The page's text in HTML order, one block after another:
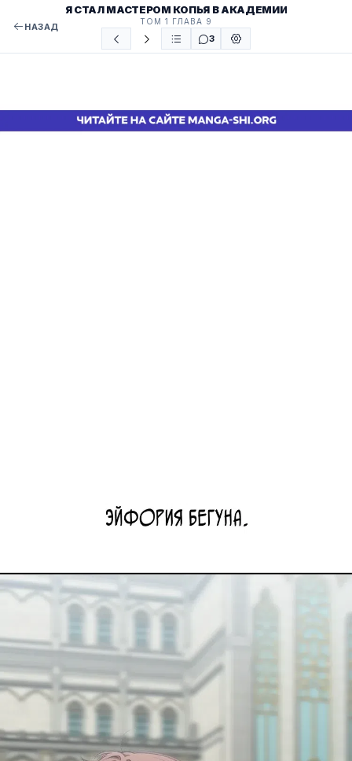
НАЗАД
Я СТАЛ МАСТЕРОМ КОПЬЯ В АКАДЕМИИ
ТОМ 1 ГЛАВА 9
3